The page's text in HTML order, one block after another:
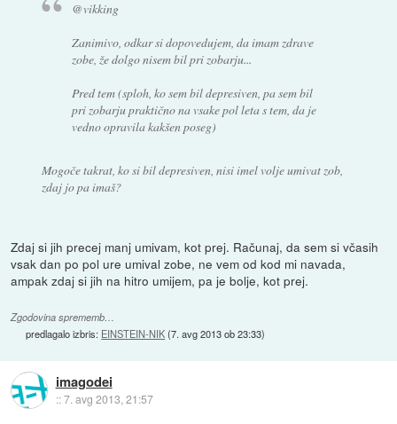
@vikking
Zanimivo, odkar si dopovedujem, da imam zdrave
zobe, že dolgo nisem bil pri zobarju...
Pred tem (sploh, ko sem bil depresiven, pa sem bil
pri zobarju praktično na vsake pol leta s tem, da je
vedno opravila kakšen poseg)
Mogoče takrat, ko si bil depresiven, nisi imel volje umivat zob,
zdaj jo pa imaš?
Zdaj si jih precej manj umivam, kot prej. Računaj, da sem si včasih
vsak dan po pol ure umival zobe, ne vem od kod mi navada,
ampak zdaj si jih na hitro umijem, pa je bolje, kot prej.
Zgodovina sprememb…
predlagalo izbris: EINSTEIN-NIK(7. avg 2013 ob 23:33)
imagodei
::7. avg 2013, 21:57